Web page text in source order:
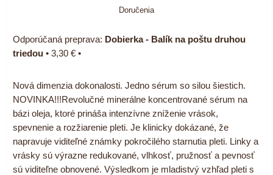
Doručenia
Dobierka - Balík na poštu druhou
triedou • 3,30 € •
Nová dimenzia dokonalosti. Jedno sérum so silou šiestich.
NOVINKA!!!Revolučné minerálne koncentrované sérum na
bázi oleja, ktoré prináša intenzívne zníženie vrások,
spevnenie a rozžiarenie pleti. Je klinicky dokázané, že
napravuje viditeľné známky pokročilého starnutia pleti. Linky a
vrásky sú výrazne redukované, vlhkosť, pružnosť a pevnosť
sú viditeľne obnovené. Výsledkom je mladistvý vzhľad pleti s